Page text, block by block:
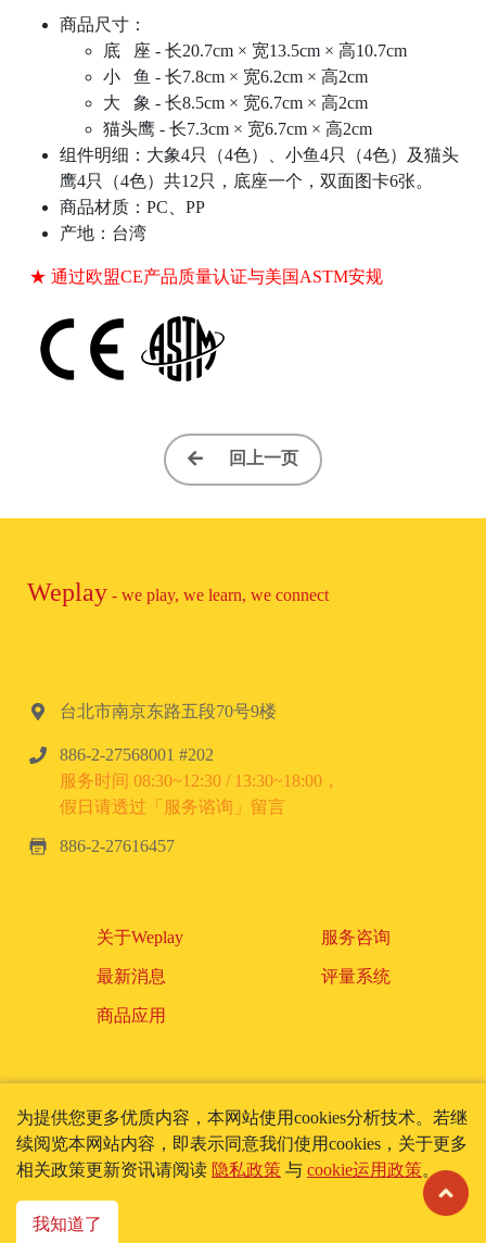
商品尺寸：
底 座 - 长20.7cm × 宽13.5cm × 高10.7cm
小 鱼 - 长7.8cm × 宽6.2cm × 高2cm
大 象 - 长8.5cm × 宽6.7cm × 高2cm
猫头鹰 - 长7.3cm × 宽6.7cm × 高2cm
组件明细：大象4只（4色）、小鱼4只（4色）及猫头
鹰4只（4色）共12只，底座一个，双面图卡6张。
商品材质：PC、PP
产地：台湾
★ 通过欧盟CE产品质量认证与美国ASTM安规
回上一页
Weplay - we play, we learn, we connect
台北市南京东路五段70号9楼
886-2-27568001 #202
服务时间 08:30~12:30 / 13:30~18:00，
假日请透过「服务谘询」留言
886-2-27616457
关于Weplay
最新消息
商品应用
服务咨询
评量系统
使用条款 隐私政策
Cookie政策
Copyright 2018 Kiddies. All Right Reserved.
为提供您更多优质内容，本网站使用cookies分析技术。若继
续阅览本网站内容，即表示同意我们使用cookies，关于更多
相关政策更新资讯请阅读 隐私政策 与 cookie运用政策。
我知道了